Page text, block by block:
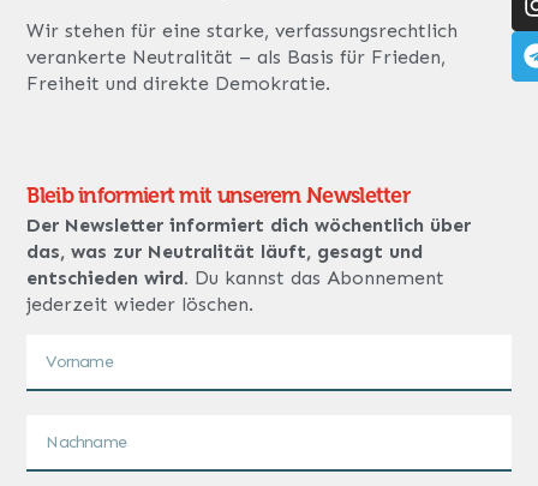
Wir stehen für eine starke, verfassungsrechtlich
verankerte Neutralität – als Basis für Frieden,
Freiheit und direkte Demokratie.
Bleib informiert mit unserem Newsletter
Der Newsletter informiert dich wöchentlich über
das, was zur Neutralität läuft, gesagt und
entschieden wird. Du kannst das Abonnement
jederzeit wieder löschen.